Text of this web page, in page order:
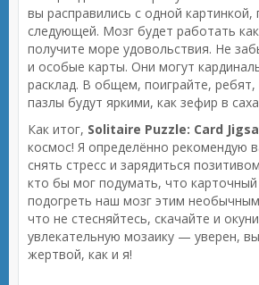
вы расправились с одной картинкой,
следующей. Мозг будет работать
получите море удовольствия. Не
и особые карты. Они могут
расклад. В общем, поиграйте, ребят,
пазлы будут яркими, как зефир в
Как итог, Solitaire Puzzle: Card
космос! Я определённо рекомендую
снять стресс и зарядиться
кто бы мог подумать, что
подогреть наш мозг этим
что не стесняйтесь, скачайте и
увлекательную мозаику — уверен,
жертвой, как и я!